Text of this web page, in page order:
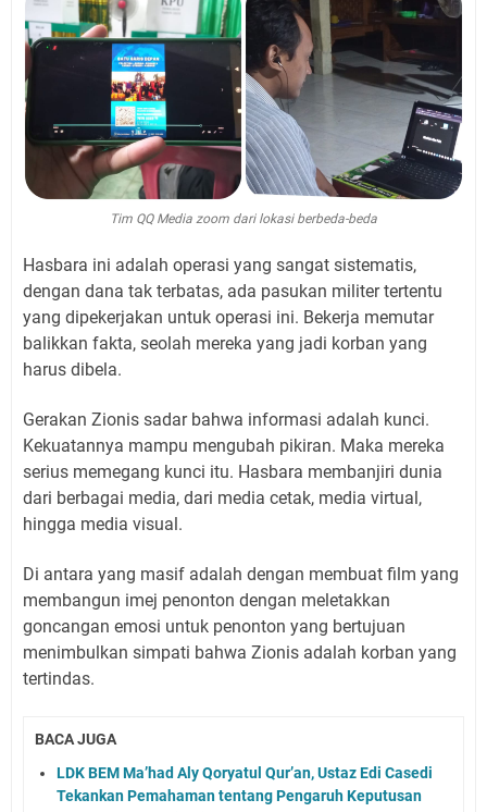
Tim QQ Media zoom dari lokasi berbeda-beda
Hasbara ini adalah operasi yang sangat sistematis,
dengan dana tak terbatas, ada pasukan militer tertentu
yang dipekerjakan untuk operasi ini. Bekerja memutar
balikkan fakta, seolah mereka yang jadi korban yang
harus dibela.
Gerakan Zionis sadar bahwa informasi adalah kunci.
Kekuatannya mampu mengubah pikiran. Maka mereka
serius memegang kunci itu. Hasbara membanjiri dunia
dari berbagai media, dari media cetak, media virtual,
hingga media visual.
Di antara yang masif adalah dengan membuat film yang
membangun imej penonton dengan meletakkan
goncangan emosi untuk penonton yang bertujuan
menimbulkan simpati bahwa Zionis adalah korban yang
tertindas.
BACA JUGA
LDK BEM Ma’had Aly Qoryatul Qur’an, Ustaz Edi Casedi
Tekankan Pemahaman tentang Pengaruh Keputusan